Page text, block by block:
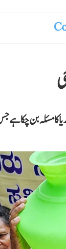
کا مسئلہ بن چکا